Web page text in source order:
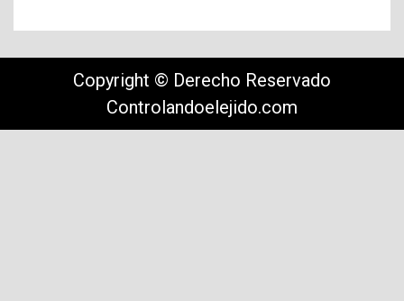
Copyright © Derecho Reservado
Controlandoelejido.com